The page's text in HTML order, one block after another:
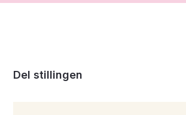
Del stillingen